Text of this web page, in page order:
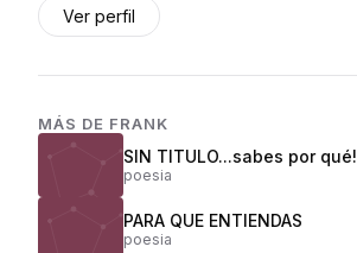
Ver perfil
MÁS DE FRANK
SIN TITULO...sabes por qué!
poesia
PARA QUE ENTIENDAS
poesia